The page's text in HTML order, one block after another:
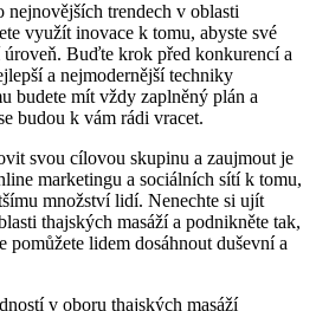
trendech v oblasti
využít inovace k tomu, abyste své
Buďte krok před konkurencí a
a nejmodernější techniky
budete mít vždy zaplněný plán a
budou k vám rádi vracet.
svou cílovou skupinu a zaujmout je
marketingu a sociálních sítí k tomu,
množství lidí. Nenechte si ujít
thajských masáží a podnikněte tak,
pomůžete lidem dosáhnout duševní a